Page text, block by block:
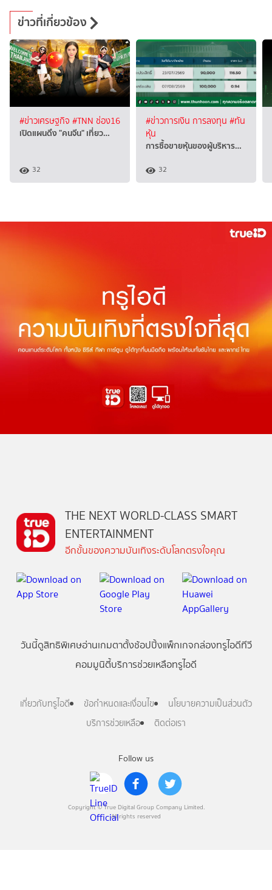
ข่าวที่เกี่ยวข้อง
#ข่าวเศรษฐกิจ #TNN ช่อง16
เปิดแผนดึง "คนจีน" เที่ยว…
32
#ข่าวการเงิน การลงทุน #ทัน
หุ้น
การซื้อขายหุ้นของผู้บริหาร…
32
Follow us
Copyright © True Digital Group Company Limited.
All rights reserved
THE NEXT WORLD-CLASS SMART
ENTERTAINMENT
อีกขั้นของความบันเทิงระดับโลกตรงใจคุณ
วันนี้ดูสิทธิพิเศษอ่านเกมตาตั้งช้อปปิ้งแพ็กเกจกล่องทรูไอดีทีวี
คอมมูนิตี้บริการช่วยเหลือทรูไอดี
เกี่ยวกับทรูไอดี ข้อกำหนดและเงื่อนไข
นโยบายความเป็นส่วนตัว
บริการช่วยเหลือ
ติดต่อเรา